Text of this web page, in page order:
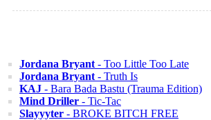
Jordana Bryant - Too Little Too Late
Jordana Bryant - Truth Is
KAJ - Bara Bada Bastu (Trauma Edition)
Mind Driller - Tic-Tac
Slayyyter - BROKE BITCH FREE